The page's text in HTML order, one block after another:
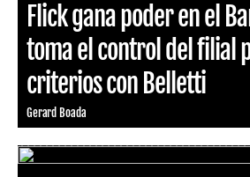
Flick gana poder en el
toma el control del filial
criterios con Belletti
Gerard Boada